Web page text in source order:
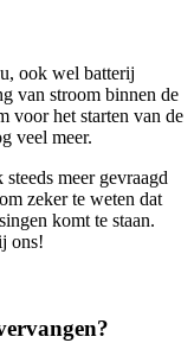
ook wel batterij
van stroom binnen de
voor het starten van de
veel meer.
meer gevraagd
zeker te weten dat
komt te staan.
ons!